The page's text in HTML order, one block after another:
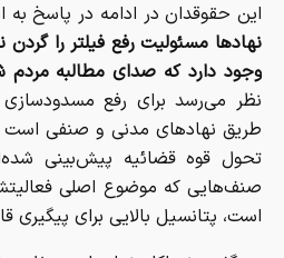
این حقوقدان در ادامه در پاسخ
نهادها مسئولیت رفع فیلتر را گردن
وجود دارد که صدای مطالبه مردم
نظر می‌رسد برای رفع مسدودسازی
طریق نهادهای مدنی و صنفی
تحول قوه قضائیه پیش‌بینی
صنف‌هایی که موضوع اصلی
است، پتانسیل بالایی برای پیگیری